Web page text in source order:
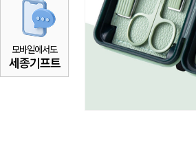
모바일에서도
세종기프트